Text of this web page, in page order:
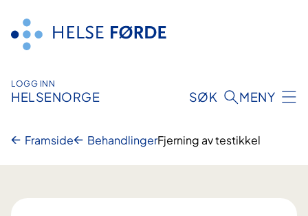
innhald
LOGG INN
HELSENORGE SØK MENY
Framside BehandlingerFjerning av testikkel